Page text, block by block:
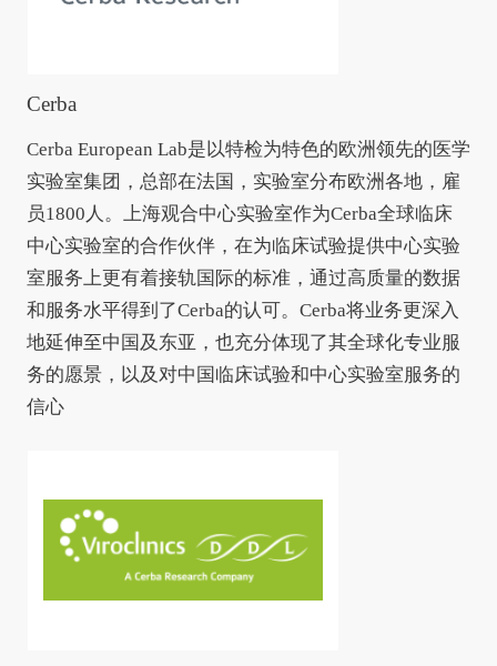
Cerba
Cerba European Lab是以特检为特色的欧洲领先的医学
实验室集团，总部在法国，实验室分布欧洲各地，雇
员1800人。上海观合中心实验室作为Cerba全球临床
中心实验室的合作伙伴，在为临床试验提供中心实验
室服务上更有着接轨国际的标准，通过高质量的数据
和服务水平得到了Cerba的认可。Cerba将业务更深入
地延伸至中国及东亚，也充分体现了其全球化专业服
务的愿景，以及对中国临床试验和中心实验室服务的
信心